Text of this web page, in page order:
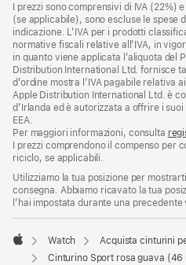
I prezzi sono comprensivi di IVA (22%)
(se applicabile), sono escluse le spese
indicazione. L’IVA per i prodotti
normative fiscali relative all’IVA, in
in quanto viene applicata l’aliquota del
Distribution International Ltd. fornisce
d’ordine mostra l’IVA pagabile relativa
Apple Distribution International Ltd. è
d’Irlanda ed è autorizzata a offrire i
EEA.
Per maggiori informazioni, consulta
I prezzi comprendono il compenso per
riciclo, se applicabili.
Utilizziamo la tua posizione per
consegna. Abbiamo ricavato la tua
l’hai impostata durante una
Apple
Watch
Acquista cinturini
Cinturino Sport rosa guava (46